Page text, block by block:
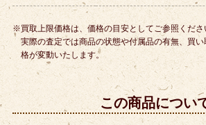
※買取上限価格は、価格の目安としてご参照くださ
実際の査定では商品の状態や付属品の有無、買
格が変動いたします。
この商品につい